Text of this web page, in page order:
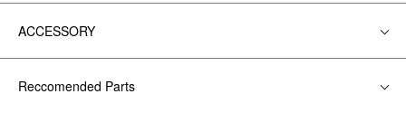
ACCESSORY
Reccomended Parts